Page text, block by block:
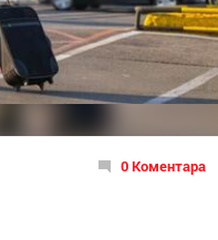
0 Коментара